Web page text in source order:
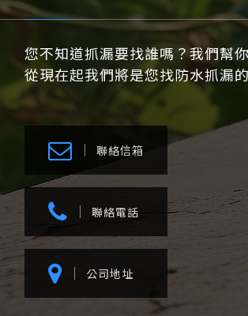
您不知道抓漏要找誰嗎？我們幫你
從現在起我們將是您找防水抓漏
聯絡信箱
聯絡電話
公司地址